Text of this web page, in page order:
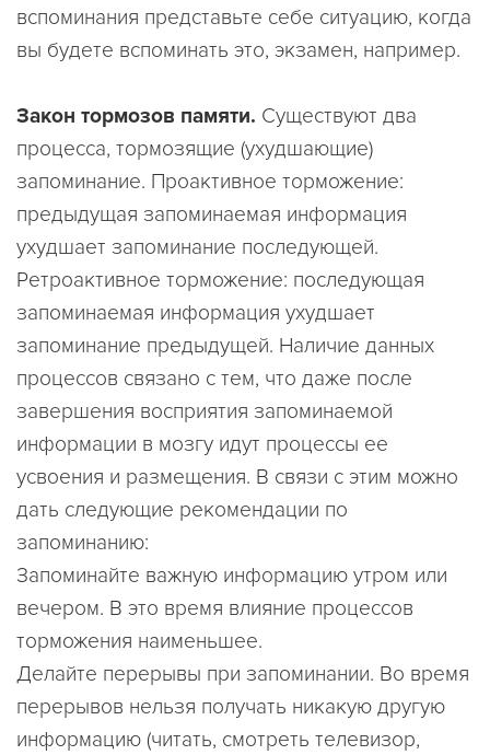
вспоминания представьте себе ситуацию, когда
вы будете вспоминать это, экзамен, например.
Закон тормозов памяти. Существуют два
процесса, тормозящие (ухудшающие)
запоминание. Проактивное торможение:
предыдущая запоминаемая информация
ухудшает запоминание последующей.
Ретроактивное торможение: последующая
запоминаемая информация ухудшает
запоминание предыдущей. Наличие данных
процессов связано с тем, что даже после
завершения восприятия запоминаемой
информации в мозгу идут процессы ее
усвоения и размещения. В связи с этим можно
дать следующие рекомендации по
запоминанию:
Запоминайте важную информацию утром или
вечером. В это время влияние процессов
торможения наименьшее.
Делайте перерывы при запоминании. Во время
перерывов нельзя получать никакую другую
информацию (читать, смотреть телевизор,